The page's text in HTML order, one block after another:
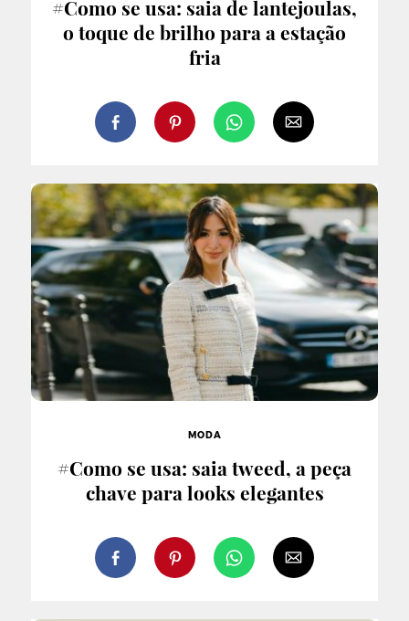
#Como se usa: saia de lantejoulas,
o toque de brilho para a estação
fria
MODA
#Como se usa: saia tweed, a peça
chave para looks elegantes